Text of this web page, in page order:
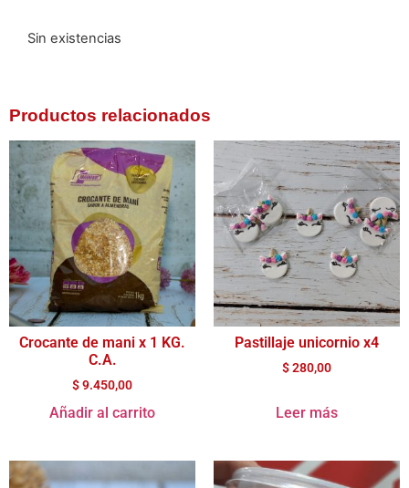
Sin existencias
Productos relacionados
Crocante de mani x 1 KG.
C.A.
$9.450,00
Añadir al carrito
Pastillaje unicornio x4
$280,00
Leer más